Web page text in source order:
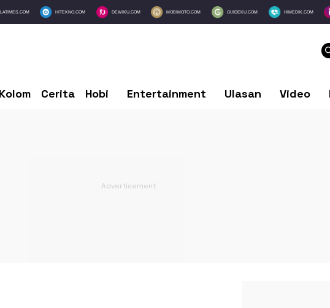
HITEKNO.COM DEWIKU.COM MOBIMOTO.COM GUIDEKU.COM HIMEDIK.COM
Kolom Cerita Hobi Entertainment Ulasan Video